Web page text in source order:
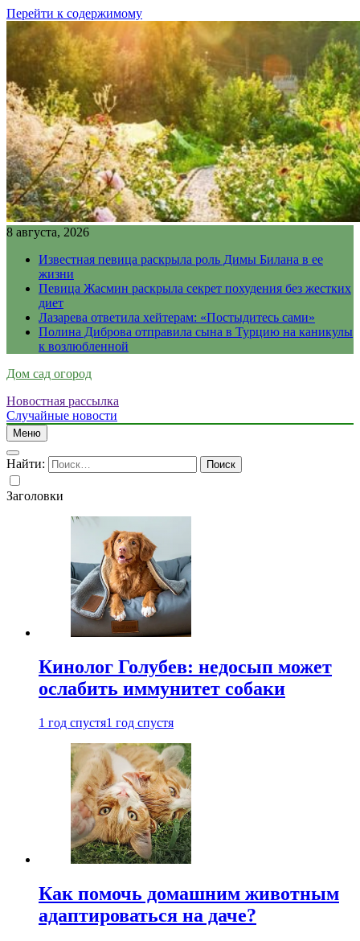
Перейти к содержимому
8 августа, 2026
Известная певица раскрыла роль Димы Билана в ее
жизни
Певица Жасмин раскрыла секрет похудения без жестких
диет
Лазарева ответила хейтерам: «Постыдитесь сами»
Полина Диброва отправила сына в Турцию на каникулы
к возлюбленной
Дом сад огород
Новостная рассылка
Случайные новости
Меню
Найти:
Заголовки
Кинолог Голубев: недосып может
ослабить иммунитет собаки
1 год спустя1 год спустя
Как помочь домашним животным
адаптироваться на даче?